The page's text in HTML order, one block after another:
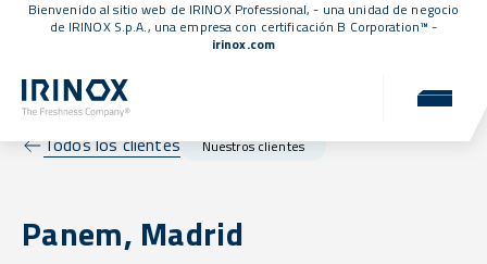
Bienvenido al sitio web de IRINOX Professional, - una unidad de negocio
de IRINOX S.p.A., una empresa con certificación B Corporation™ -
irinox.com
Todos los clientes Nuestros clientes
Panem, Madrid